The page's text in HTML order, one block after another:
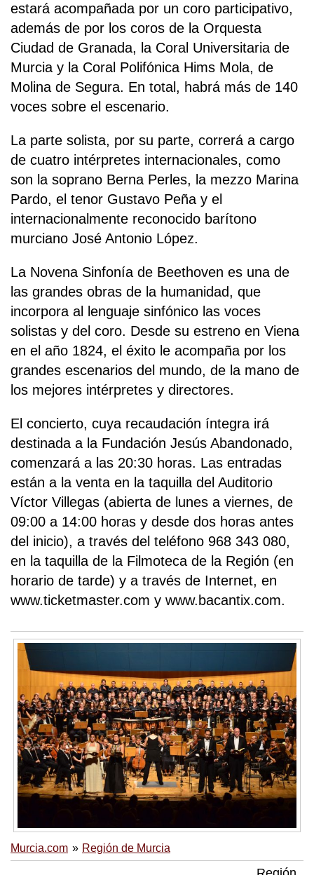
estará acompañada por un coro participativo,
además de por los coros de la Orquesta
Ciudad de Granada, la Coral Universitaria de
Murcia y la Coral Polifónica Hims Mola, de
Molina de Segura. En total, habrá más de 140
voces sobre el escenario.
La parte solista, por su parte, correrá a cargo
de cuatro intérpretes internacionales, como
son la soprano Berna Perles, la mezzo Marina
Pardo, el tenor Gustavo Peña y el
internacionalmente reconocido barítono
murciano José Antonio López.
La Novena Sinfonía de Beethoven es una de
las grandes obras de la humanidad, que
incorpora al lenguaje sinfónico las voces
solistas y del coro. Desde su estreno en Viena
en el año 1824, el éxito le acompaña por los
grandes escenarios del mundo, de la mano de
los mejores intérpretes y directores.
El concierto, cuya recaudación íntegra irá
destinada a la Fundación Jesús Abandonado,
comenzará a las 20:30 horas. Las entradas
están a la venta en la taquilla del Auditorio
Víctor Villegas (abierta de lunes a viernes, de
09:00 a 14:00 horas y desde dos horas antes
del inicio), a través del teléfono 968 343 080,
en la taquilla de la Filmoteca de la Región (en
horario de tarde) y a través de Internet, en
www.ticketmaster.com y www.bacantix.com.
Murcia.com Región de Murcia